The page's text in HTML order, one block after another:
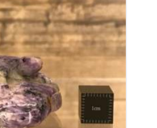
en Charoïte
185€